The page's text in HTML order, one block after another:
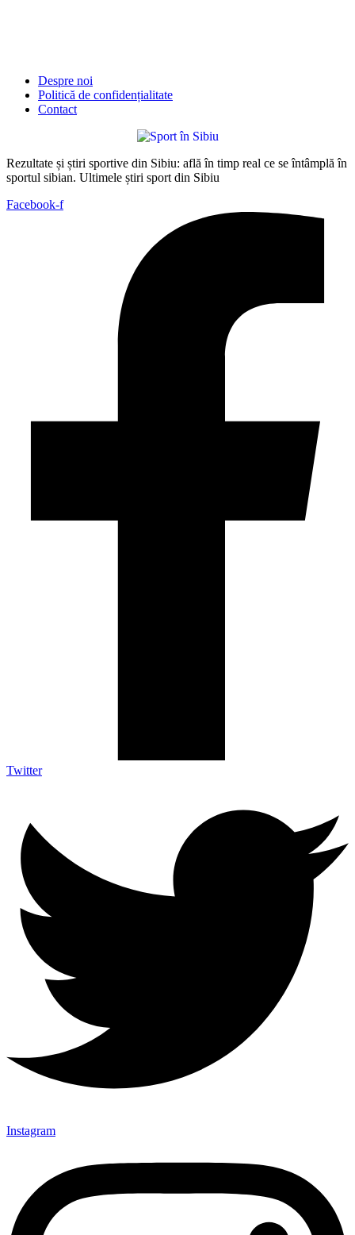
Despre noi
Politică de confidențialitate
Contact
Rezultate și știri sportive din Sibiu: află în timp real ce se întâmplă în
sportul sibian. Ultimele știri sport din Sibiu
Facebook-f
Twitter
Instagram